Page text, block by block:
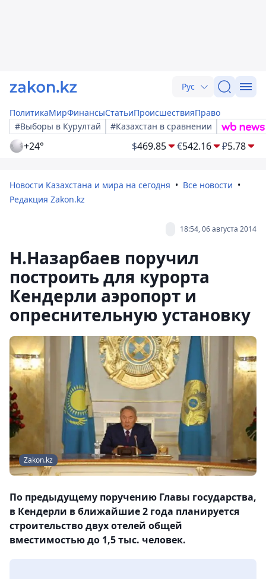
Рус
ПолитикаМирФинансыСтатьиПроисшествияПраво
#Выборы в Курултай
#Казахстан в сравнении
+24° $469.85 €542.16 ₽5.78
Новости Казахстана и мира на сегодня
Все новости
Редакция Zakon.kz
18:54, 06 августа 2014
Н.Назарбаев поручил
построить для курорта
Кендерли аэропорт и
опреснительную установку
Zakon.kz
По предыдущему поручению Главы государства,
в Кендерли в ближайшие 2 года планируется
строительство двух отелей общей
вместимостью до 1,5 тыс. человек.